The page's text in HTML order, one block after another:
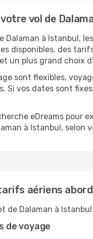
vol de
Dalaman à Istanbul,
disponibles, des
un plus grand choix
sont flexibles,
Si vos dates sont
eDreams pour
à Istanbul, selon
aériens
de Dalaman à
de voyage